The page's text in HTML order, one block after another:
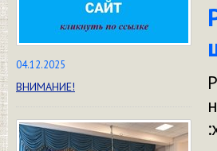
04.12.2025
ВНИМАНИЕ!